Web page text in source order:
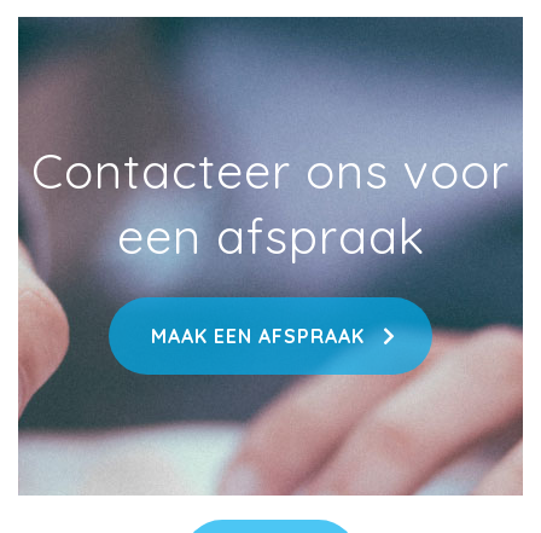
Contacteer ons voor
een afspraak
MAAK EEN AFSPRAAK